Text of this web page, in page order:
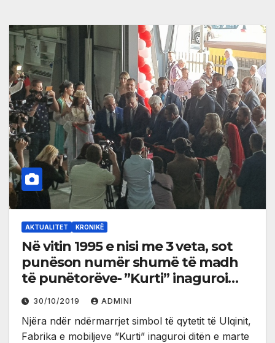
AKTUALITET KRONIKË
Në vitin 1995 e nisi me 3 veta, sot
punëson numër shumë të madh
të punëtorëve- ”Kurti” inaguroi
fabrikën e re (video)
30/10/2019 ADMINI
Njëra ndër ndërmarrjet simbol të qytetit të Ulqinit,
Fabrika e mobiljeve ”Kurti” inaguroi ditën e marte